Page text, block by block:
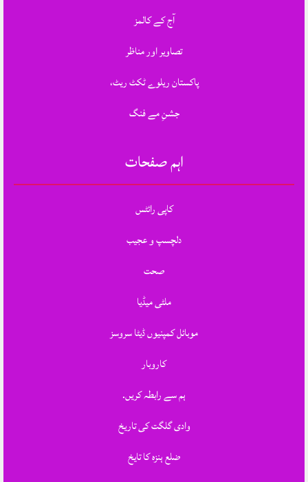
آج کے کالمز
تصاویر اور مناظر
پاکستان ریلوے ٹکٹ ریٹ،
جشنِ مے فنگ
اہم صفحات
کاپی رائٹس
دلچسپ و عجیب
صحت
ملٹی میڈیا
موبائل کمپنیوں ڈیٹا سروسز
کاروبار
ہم سے رابطہ کریں.
وادی گلگت کی تاریخ
ضلع ہنزہ کا تایخ